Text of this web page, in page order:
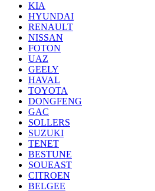
KIA
HYUNDAI
RENAULT
NISSAN
FOTON
UAZ
GEELY
HAVAL
TOYOTA
DONGFENG
GAC
SOLLERS
SUZUKI
TENET
BESTUNE
SOUEAST
CITROEN
BELGEE